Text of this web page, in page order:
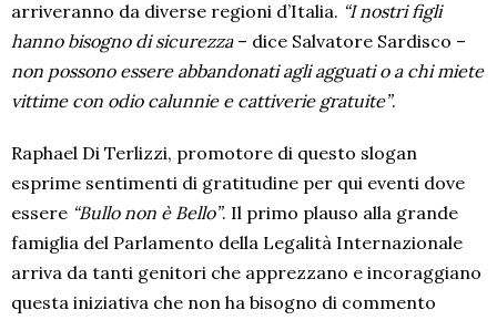
arriveranno da diverse regioni d’Italia. “I nostri figli
hanno bisogno di sicurezza– dice Salvatore Sardisco –
non possono essere abbandonati agli agguati o a chi miete
vittime con odio calunnie e cattiverie gratuite”.
Raphael Di Terlizzi, promotore di questo slogan
esprime sentimenti di gratitudine per qui eventi dove
essere “Bullo non è Bello”. Il primo plauso alla grande
famiglia del Parlamento della Legalità Internazionale
arriva da tanti genitori che apprezzano e incoraggiano
questa iniziativa che non ha bisogno di commento